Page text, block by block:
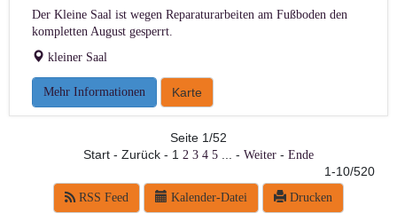
Der Kleine Saal ist wegen Reparaturarbeiten am Fußboden den
kompletten August gesperrt.
kleiner Saal
Mehr Informationen Karte
Seite 1/52
Start - Zurück - 1 2 3 4 5 ... - Weiter - Ende
1-10/520
RSS Feed Kalender-Datei Drucken